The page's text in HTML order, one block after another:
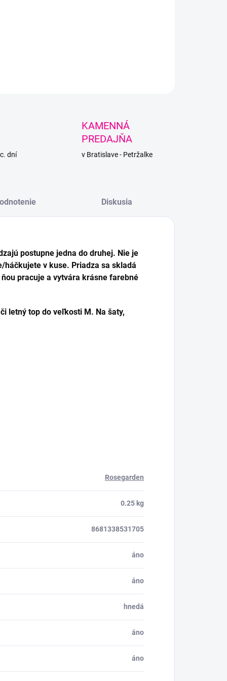
topy, šaty, či kardigány.
dní
KAMENNÁ
PREDAJŇA
v Bratislave - Petržalke
Diskusia
postupne jedna do druhej. Nie je
v kuse. Priadza sa skladá
pracuje a vytvára krásne farebné
letný top do veľkosti M. Na šaty,
Rosegarden
0.25 kg
8681338531705
áno
áno
hnedá
áno
áno